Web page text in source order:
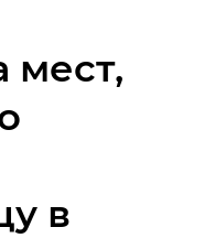
мест,
в